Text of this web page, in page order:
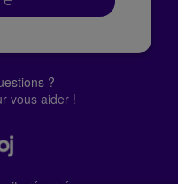
?
vous aider !